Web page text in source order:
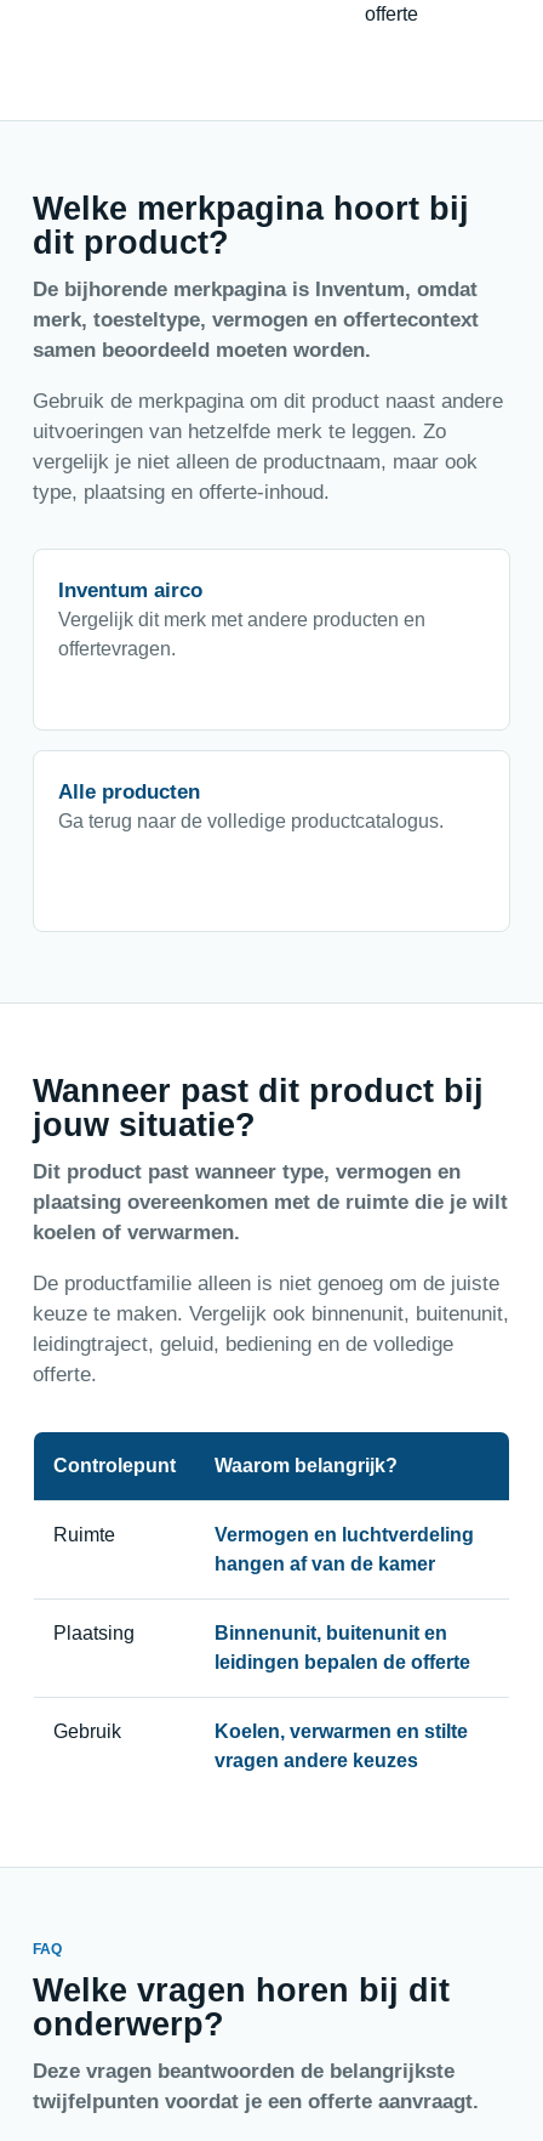
offerte
Welke merkpagina hoort bij
dit product?
De bijhorende merkpagina is Inventum, omdat
merk, toesteltype, vermogen en offertecontext
samen beoordeeld moeten worden.
Gebruik de merkpagina om dit product naast andere
uitvoeringen van hetzelfde merk te leggen. Zo
vergelijk je niet alleen de productnaam, maar ook
type, plaatsing en offerte-inhoud.
Inventum airco
Vergelijk dit merk met andere producten en
offertevragen.
Alle producten
Ga terug naar de volledige productcatalogus.
Wanneer past dit product bij
jouw situatie?
Dit product past wanneer type, vermogen en
plaatsing overeenkomen met de ruimte die je wilt
koelen of verwarmen.
De productfamilie alleen is niet genoeg om de juiste
keuze te maken. Vergelijk ook binnenunit, buitenunit,
leidingtraject, geluid, bediening en de volledige
offerte.
Controlepunt Waarom belangrijk?
Ruimte
Vermogen en luchtverdeling
hangen af van de kamer
Plaatsing
Binnenunit, buitenunit en
leidingen bepalen de offerte
Gebruik
Koelen, verwarmen en stilte
vragen andere keuzes
FAQ
Welke vragen horen bij dit
onderwerp?
Deze vragen beantwoorden de belangrijkste
twijfelpunten voordat je een offerte aanvraagt.